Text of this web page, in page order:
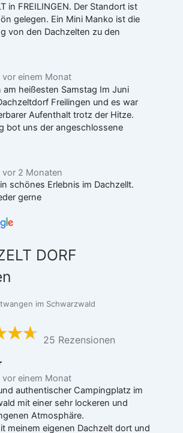
in FREILINGEN. Der Standort ist
gelegen. Ein Mini Manko ist die
von den Dachzelten zu den
vor einem Monat
am heißesten Samstag Im Juni
Freilingen und es war
Aufenthalt trotz der Hitze.
bot uns der angeschlossene
vor 2 Monaten
schönes Erlebnis im Dachzellt.
gerne
DORF
im Schwarzwald
25 Rezensionen
vor einem Monat
authentischer Campingplatz im
mit einer sehr lockeren und
Atmosphäre.
meinem eigenen Dachzelt dort und